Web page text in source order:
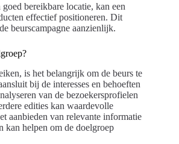
bereikbare locatie, kan een
effectief positioneren. Dit
beurscampagne aanzienlijk.
is het belangrijk om de beurs te
bij de interesses en behoeften
van de bezoekersprofielen
edities kan waardevolle
aanbieden van relevante informatie
kan helpen om de doelgroep